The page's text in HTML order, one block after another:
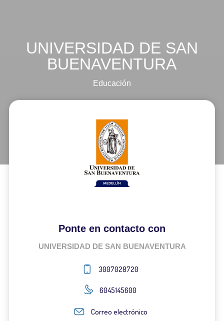
UNIVERSIDAD DE SAN
BUENAVENTURA
Educación
Ponte en contacto con
UNIVERSIDAD DE SAN BUENAVENTURA
3007028720
6045145600
Correo electrónico